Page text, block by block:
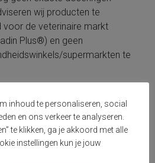
wij producten te
voor de veterinaire markt
Plus®) en geen
supermarkten te
wel degelijk pijn. Daarom is
te geven. Onze voorkeur gaat
dit werkt zowel
inhoud te personaliseren, social
en ons verkeer te analyseren.
te klikken, ga je akkoord met alle
instellingen kun je jouw